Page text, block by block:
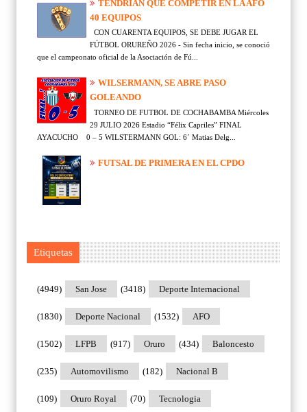
TENDRÍAN QUE COMPETIR EN LA AFO
40 EQUIPOS
CON CUARENTA EQUIPOS, SE DEBE JUGAR EL
FÚTBOL ORUREÑO 2026 - Sin fecha inicio, se conoció
que el campeonato oficial de la Asociación de Fú...
WILSERMANN, SE ABRE PASO
GOLEANDO
TORNEO DE FUTBOL DE COCHABAMBA Miércoles
29 JULIO 2026 Estadio “Félix Capriles” FINAL
AYACUCHO 0 – 5 WILSTERMANN GOL: 6´ Matias Delg...
FUTSAL DE PRIMERA EN EL CPDO
Etiquetas
San Jose
(4949) Deporte Internacional
(3418)
Deporte Nacional
(1830) AFO
(1532)
LFPB
(1502) Oruro
(917) Baloncesto
(434)
Automovilismo
(235) Nacional B
(182)
Oruro Royal
(109) Tecnologia
(70)